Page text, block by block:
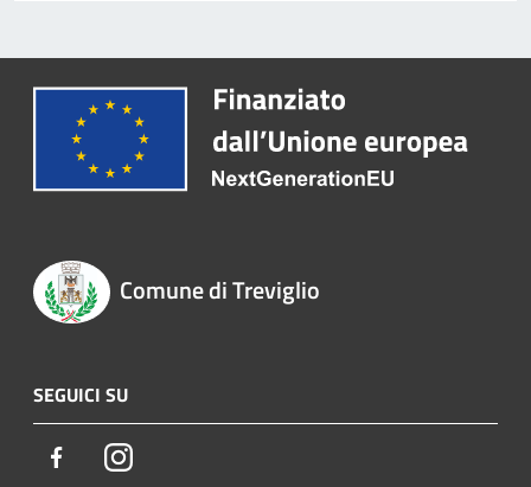
Comune di Treviglio
SEGUICI SU
FacebookInstagram